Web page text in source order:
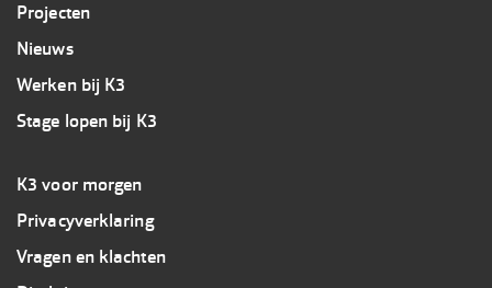
Projecten
Nieuws
Werken bij K3
Stage lopen bij K3
Footer
3
K3
K3 voor morgen
Privacyverklaring
Vragen en klachten